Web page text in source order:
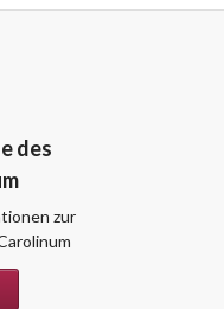
des
zur